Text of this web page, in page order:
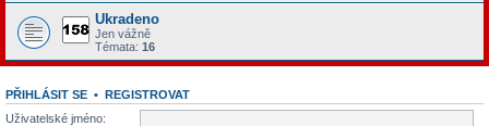
Ukradeno
Jen vážně
Témata: 16
PŘIHLÁSIT SE • REGISTROVAT
Uživatelské jméno: